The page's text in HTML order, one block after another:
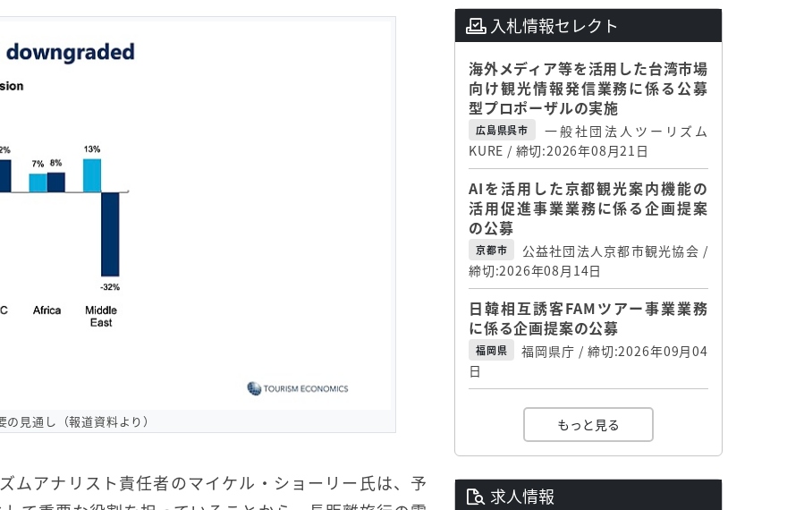
見通し（報道資料より）
ムアナリスト責任者のマイケル・ショーリー氏は、予
入札情報セレクト
海外メディア等を活用した台湾市場
向け観光情報発信業務に係る公募
型プロポーザルの実施
広島県呉市
一般社団法人ツーリズム
KURE / 締切:2026年08月21日
AIを活用した京都観光案内機能の
活用促進事業業務に係る企画提案
の公募
京都市
公益社団法人京都市観光協会 /
締切:2026年08月14日
日韓相互誘客FAMツアー事業業務
に係る企画提案の公募
福岡県
福岡県庁 / 締切:2026年09月04
日
もっと見る
求人情報